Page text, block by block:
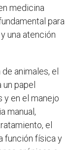
medicina
para
una atención
animales, el
papel
y en el manejo
manual,
el
función física y